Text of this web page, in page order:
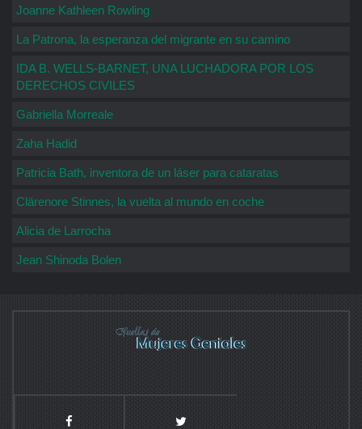
Joanne Kathleen Rowling
La Patrona, la esperanza del migrante en su camino
IDA B. WELLS-BARNET, UNA LUCHADORA POR LOS
DERECHOS CIVILES
Gabriella Morreale
Zaha Hadid
Patricia Bath, inventora de un láser para cataratas
Clärenore Stinnes, la vuelta al mundo en coche
Alicia de Larrocha
Jean Shinoda Bolen